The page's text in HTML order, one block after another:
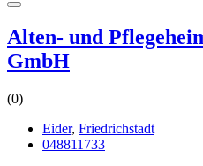
Alten- und
GmbH
(0)
Eider, Friedrichstadt
048811733